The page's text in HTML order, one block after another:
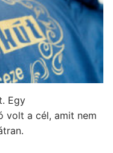
Egy
volt a cél, amit nem